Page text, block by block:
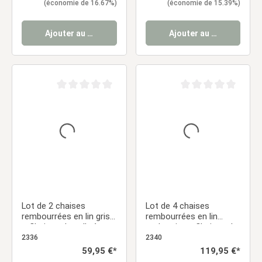
cuisine(économie de 16.67%)
Ajouter au panier
cuisine(économie de 15.39%)
Ajouter au panier
Lot de 2 chaises
rembourrées en lin gris
– Chaises de salle à
manger modernes avec
dossier arrondi et pieds
2336
Prix régulier :
59,95 €*
Lot de 4 chaises
rembourrées en lin
anthracite – Chaises de
salle à manger
modernes avec pieds
métalliques aspect bois
2340
Prix régulier :
119,95 €*